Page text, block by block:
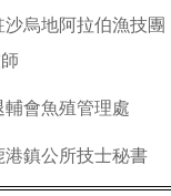
沙烏地阿拉伯漁技團
輔會魚殖管理處
港鎮公所技士秘書